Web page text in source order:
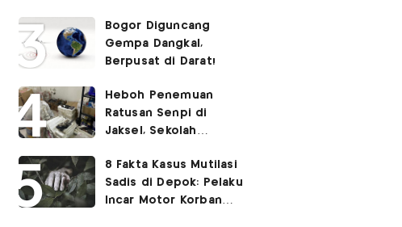
Bogor Diguncang
Gempa Dangkal,
Berpusat di Darat!
Heboh Penemuan
Ratusan Senpi di
Jaksel, Sekolah
Kegiatan Eskul
Menembak
8 Fakta Kasus Mutilasi
Sadis di Depok: Pelaku
Incar Motor Korban